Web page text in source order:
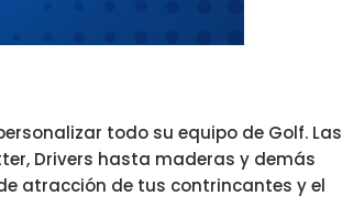
todo su equipo de Golf. Las
Drivers hasta maderas y demás
atracción de tus contrincantes y el